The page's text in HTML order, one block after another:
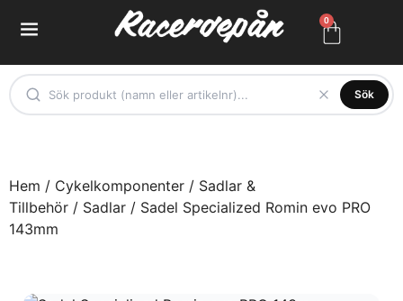
0
Sök
Hem / Cykelkomponenter / Sadlar &
Tillbehör / Sadlar / Sadel Specialized Romin evo PRO
143mm